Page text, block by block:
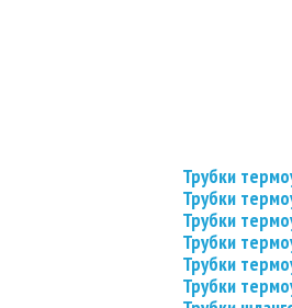
Трубки
Трубки
Трубки
Трубки
Трубки
Трубки